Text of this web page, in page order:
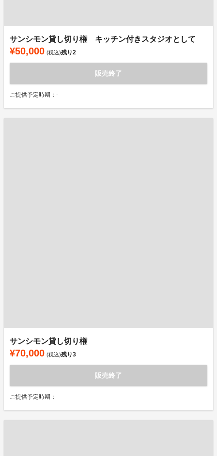
サンシモン貸し切り権 キッチン付きスタジオとして
¥50,000 (税込)残り2
販売終了
ご提供予定時期：-
サンシモン貸し切り権
¥70,000 (税込)残り3
販売終了
ご提供予定時期：-